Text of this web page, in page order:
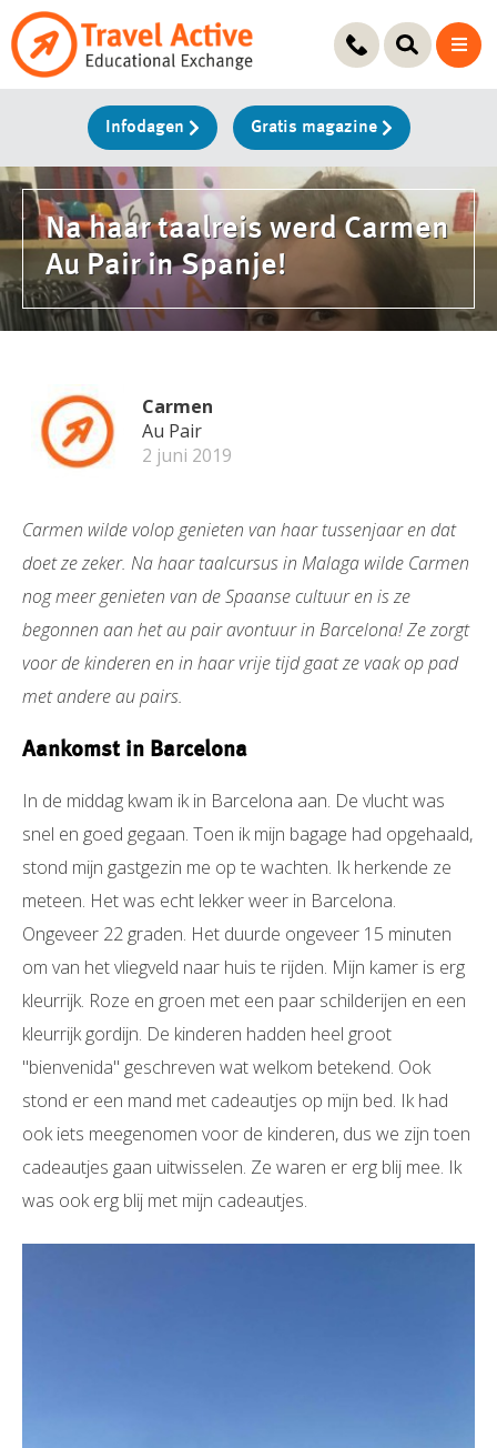
Ga
naar
Infodagen Gratis magazine
Na haar taalreis werd Carmen
Au Pair in Spanje!
Carmen
Au Pair
2 juni 2019
Carmen wilde volop genieten van haar tussenjaar en dat
doet ze zeker. Na haar taalcursus in Malaga wilde Carmen
nog meer genieten van de Spaanse cultuur en is ze
begonnen aan het au pair avontuur in Barcelona! Ze zorgt
voor de kinderen en in haar vrije tijd gaat ze vaak op pad
met andere au pairs.
Aankomst in Barcelona
In de middag kwam ik in Barcelona aan. De vlucht was
snel en goed gegaan. Toen ik mijn bagage had opgehaald,
stond mijn gastgezin me op te wachten. Ik herkende ze
meteen. Het was echt lekker weer in Barcelona.
Ongeveer 22 graden. Het duurde ongeveer 15 minuten
om van het vliegveld naar huis te rijden. Mijn kamer is erg
kleurrijk. Roze en groen met een paar schilderijen en een
kleurrijk gordijn. De kinderen hadden heel groot
''bienvenida'' geschreven wat welkom betekend. Ook
stond er een mand met cadeautjes op mijn bed. Ik had
ook iets meegenomen voor de kinderen, dus we zijn toen
cadeautjes gaan uitwisselen. Ze waren er erg blij mee. Ik
was ook erg blij met mijn cadeautjes.